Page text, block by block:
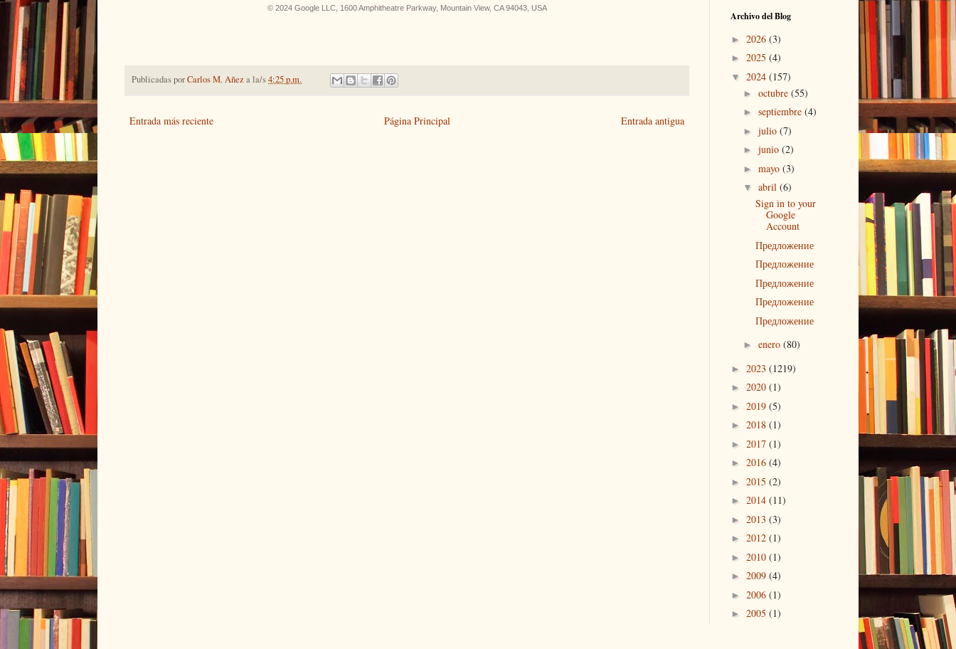
© 2024 Google LLC, 1600 Amphitheatre Parkway, Mountain View, CA 94043, USA
Publicadas porCarlos M. Añeza la/s4:25 p.m.
Entrada más reciente Entrada antigua
Página Principal
Archivo del Blog
► 2026 (3)
► 2025 (4)
▼ 2024 (157)
► octubre (55)
► septiembre (4)
► julio (7)
► junio (2)
► mayo (3)
▼ abril (6)
Sign in to your
Google
Account
Предложение
Предложение
Предложение
Предложение
Предложение
► enero (80)
► 2023 (1219)
► 2020 (1)
► 2019 (5)
► 2018 (1)
► 2017 (1)
► 2016 (4)
► 2015 (2)
► 2014 (11)
► 2013 (3)
► 2012 (1)
► 2010 (1)
► 2009 (4)
► 2006 (1)
► 2005 (1)